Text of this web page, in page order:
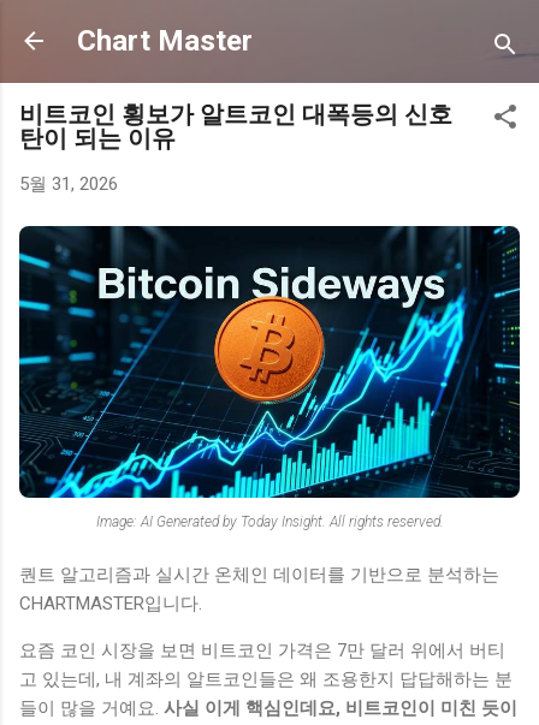
기본 콘텐츠로 건너뛰기
Chart Master
비트코인 횡보가 알트코인 대폭등의 신호
탄이 되는 이유
5월 31, 2026
Image: AI Generated by Today Insight. All rights reserved.
퀀트 알고리즘과 실시간 온체인 데이터를 기반으로 분석하는
CHARTMASTER입니다.
요즘 코인 시장을 보면 비트코인 가격은 7만 달러 위에서 버티
고 있는데, 내 계좌의 알트코인들은 왜 조용한지 답답해하는 분
들이 많을 거예요. 사실 이게 핵심인데요, 비트코인이 미친 듯이